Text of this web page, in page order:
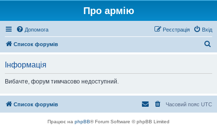
Про армію
Допомога Вхід
Реєстрація
Список форумів
Інформація
Вибачте, форум тимчасово недоступний.
Список форумів Часовий пояс UTC
Працює на phpBB® Forum Software © phpBB Limited